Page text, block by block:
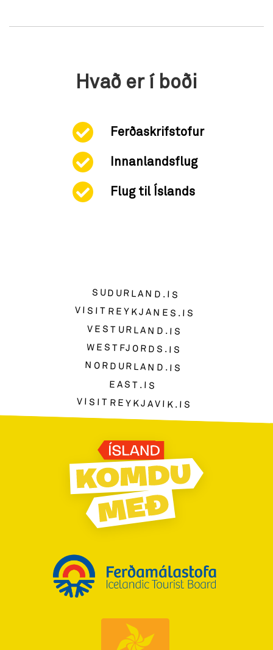
Hvað er í boði
Ferðaskrifstofur
Innanlandsflug
Flug til Íslands
SUDURLAND.IS
VISITREYKJANES.IS
VESTURLAND.IS
WESTFJORDS.IS
NORDURLAND.IS
EAST.IS
VISITREYKJAVIK.IS